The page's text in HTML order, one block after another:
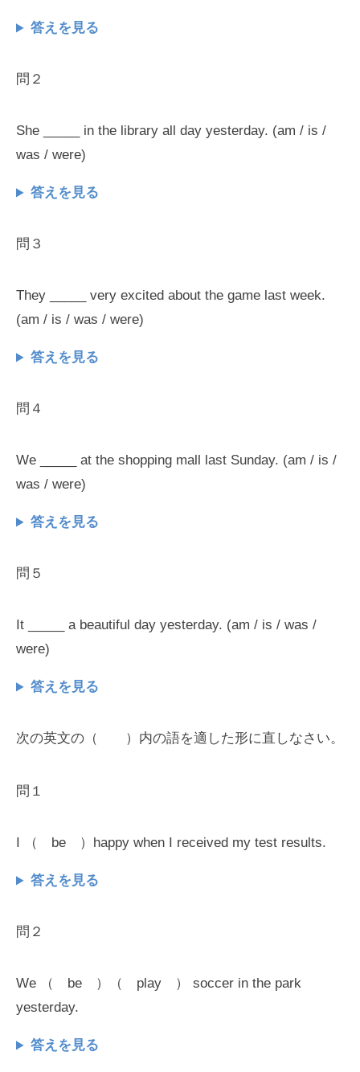
答えを見る
問２
She _____ in the library all day yesterday. (am / is /
was / were)
答えを見る
問３
They _____ very excited about the game last week.
(am / is / was / were)
答えを見る
問４
We _____ at the shopping mall last Sunday. (am / is /
was / were)
答えを見る
問５
It _____ a beautiful day yesterday. (am / is / was /
were)
答えを見る
次の英文の（ ）内の語を適した形に直しなさい。
問１
I （ be ）happy when I received my test results.
答えを見る
問２
We （ be ）（ play ） soccer in the park
yesterday.
答えを見る